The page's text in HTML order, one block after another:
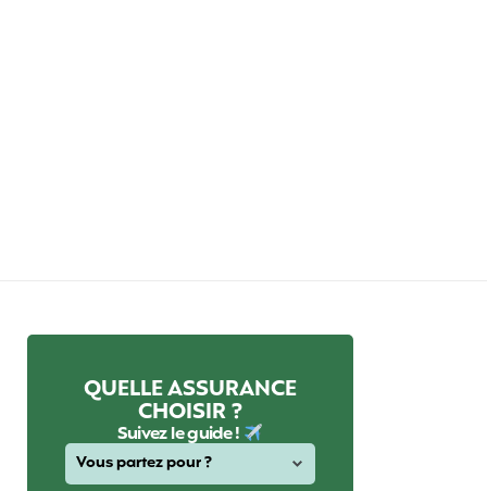
QUELLE ASSURANCE
CHOISIR ?
Suivez le guide !